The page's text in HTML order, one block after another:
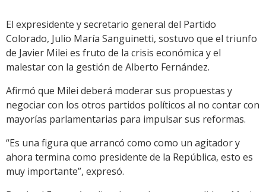
El expresidente y secretario general del Partido
Colorado, Julio María Sanguinetti, sostuvo que el triunfo
de Javier Milei es fruto de la crisis económica y el
malestar con la gestión de Alberto Fernández.
Afirmó que Milei deberá moderar sus propuestas y
negociar con los otros partidos políticos al no contar con
mayorías parlamentarias para impulsar sus reformas.
“Es una figura que arrancó como como un agitador y
ahora termina como presidente de la República, esto es
muy importante”, expresó.